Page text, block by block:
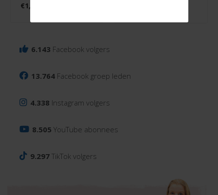
€1,99
6.143 Facebook volgers
13.764 Facebook groep leden
4.338 Instagram volgers
8.505 YouTube abonnees
9.297 TikTok volgers